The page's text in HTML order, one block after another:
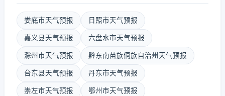
娄底市天气预报 日照市天气预报
嘉义县天气预报 六盘水市天气预报
滁州市天气预报 黔东南苗族侗族自治州天气预报
台东县天气预报 丹东市天气预报
崇左市天气预报 鄂州市天气预报